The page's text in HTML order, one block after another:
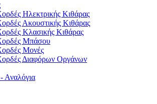
Ηλεκτρικής Κιθάρας
Ακουστικής Κιθάρας
Κλασικής Κιθάρας
Μπάσου
Μονές
Διαφόρων Οργάνων
Αναλόγια